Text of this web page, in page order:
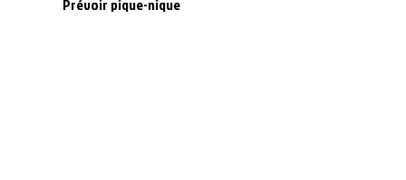
Prévoir pique-nique